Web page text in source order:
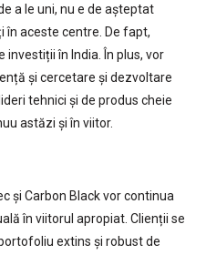
a le uni, nu e de așteptat
în aceste centre. De fapt,
în India. În plus, vor
și cercetare și dezvoltare
tehnici și de produs cheie
astăzi și în viitor.
și Carbon Black vor continua
în viitorul apropiat. Clienții se
extins și robust de